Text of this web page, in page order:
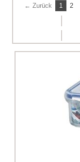
← Zurück 1 2